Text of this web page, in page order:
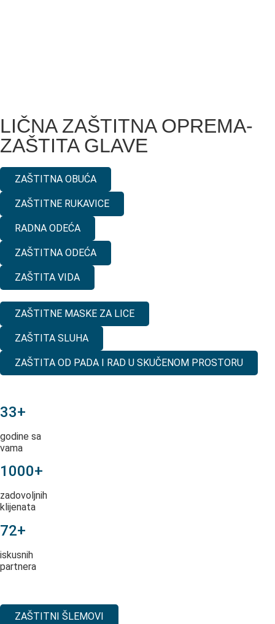
LIČNA ZAŠTITNA OPREMA-
ZAŠTITA GLAVE
ZAŠTITNA OBUĆA
ZAŠTITNE RUKAVICE
RADNA ODEĆA
ZAŠTITNA ODEĆA
ZAŠTITA VIDA
ZAŠTITNE MASKE ZA LICE
ZAŠTITA SLUHA
ZAŠTITA OD PADA I RAD U SKUČENOM PROSTORU
33+
godine sa
vama
1000+
zadovoljnih
klijenata
72+
iskusnih
partnera
ZAŠTITNI ŠLEMOVI